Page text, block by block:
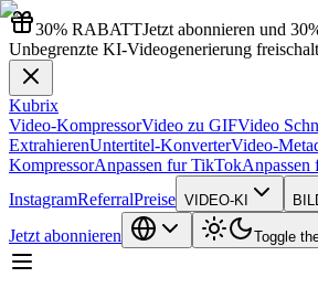
30% RABATTJetzt abonnieren und
Unbegrenzte KI-Videogenerierung
Kubrix
Video-KompressorVideo zu GIFVideo
ExtrahierenUntertitel-KonverterVideo-
KompressorAnpassen fur TikTokAnpassen
InstagramReferralPreise VIDEO-KI
Jetzt abonnieren Toggle